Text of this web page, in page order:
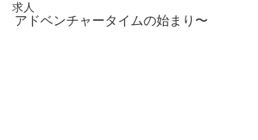
求人
アドベンチャータイムの始まり〜